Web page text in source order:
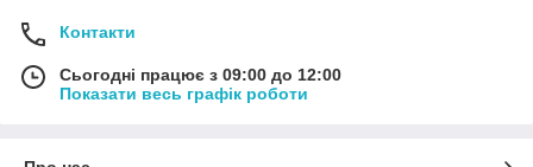
Контакти
Сьогодні працює з 09:00 до 12:00
Показати весь графік роботи